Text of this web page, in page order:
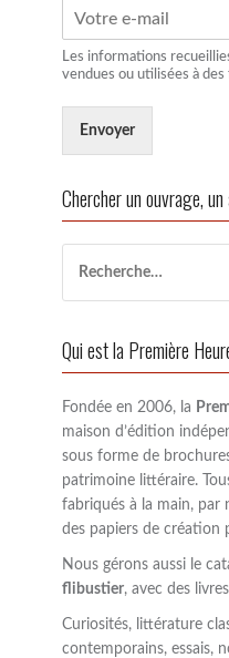
Les informations
vendues ou utilisées à
Envoyer
Chercher un ouvrage,
c
e
r
c
h
e
r
:
Qui est la Première
Fondée en 2006, la
maison d’édition
sous forme de
patrimoine littéraire.
fabriqués à la main, par
des papiers de création
Nous gérons aussi le
flibustier, avec des
Curiosités, littérature
contemporains, essais,